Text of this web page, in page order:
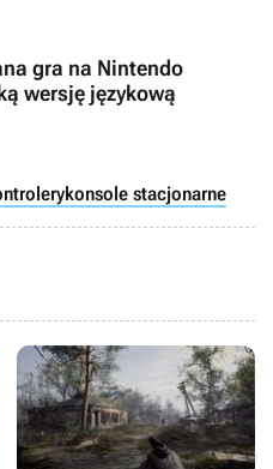
gra na Nintendo
wersję językową
konsole stacjonarne